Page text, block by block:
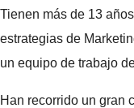
Tienen más de 13
estrategias de
un equipo de trabajo
Han recorrido un gran